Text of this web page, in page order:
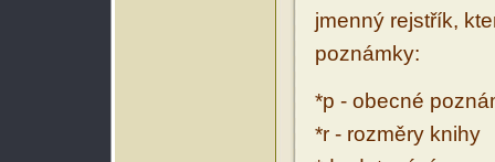
jmenný rejstřík,
poznámky:
*p - obecné
*r - rozměry knihy